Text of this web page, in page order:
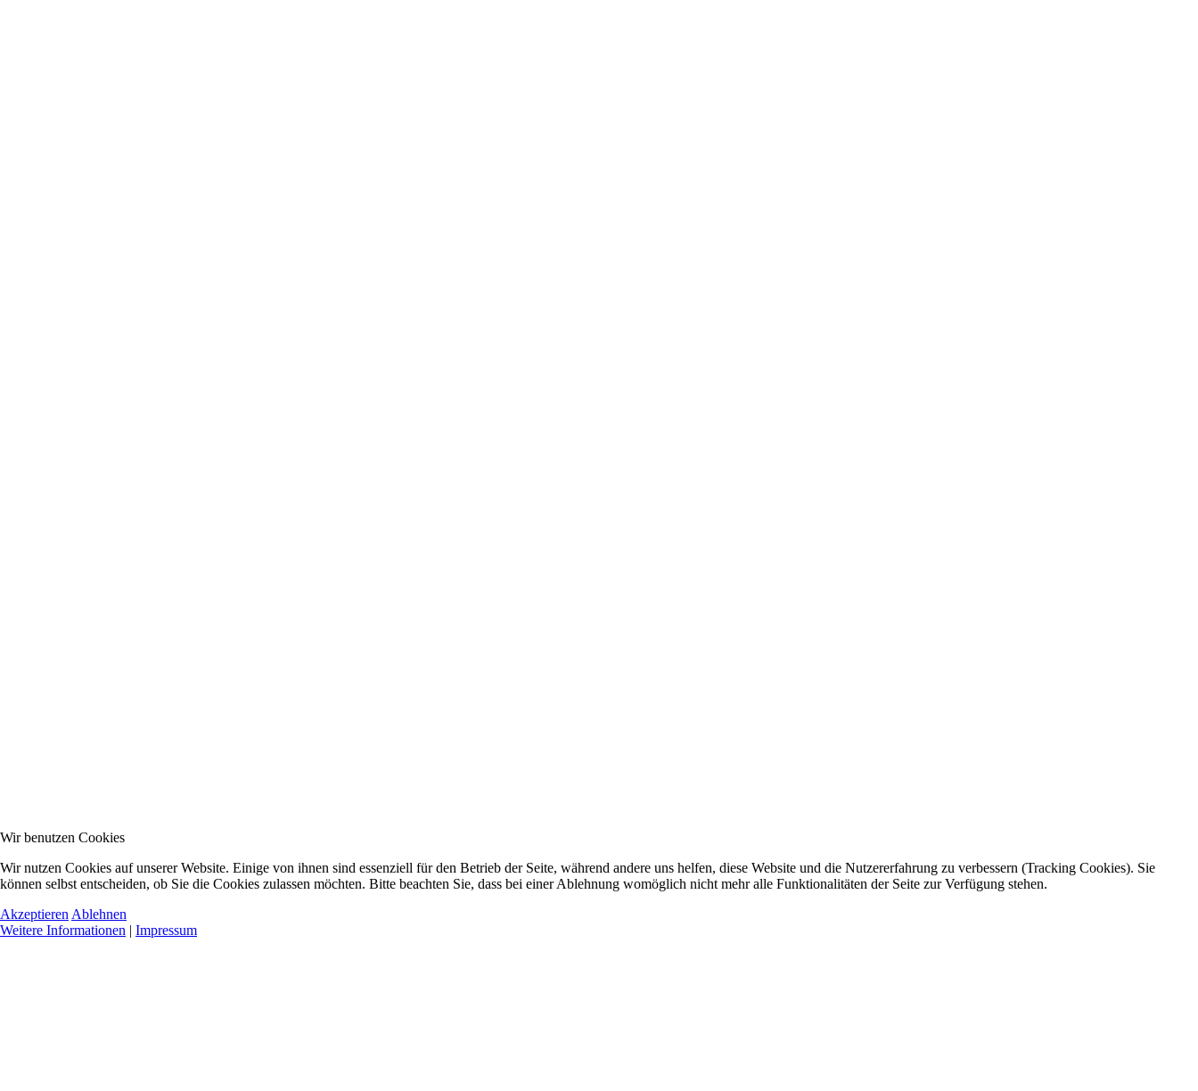
Wir benutzen Cookies
Wir nutzen Cookies auf unserer Website. Einige von ihnen sind essenziell für den Betrieb der Seite, während andere uns helfen, diese Website und die Nutzererfahrung zu verbessern (Tracking Cookies). Sie
können selbst entscheiden, ob Sie die Cookies zulassen möchten. Bitte beachten Sie, dass bei einer Ablehnung womöglich nicht mehr alle Funktionalitäten der Seite zur Verfügung stehen.
Akzeptieren Ablehnen
Weitere Informationen | Impressum